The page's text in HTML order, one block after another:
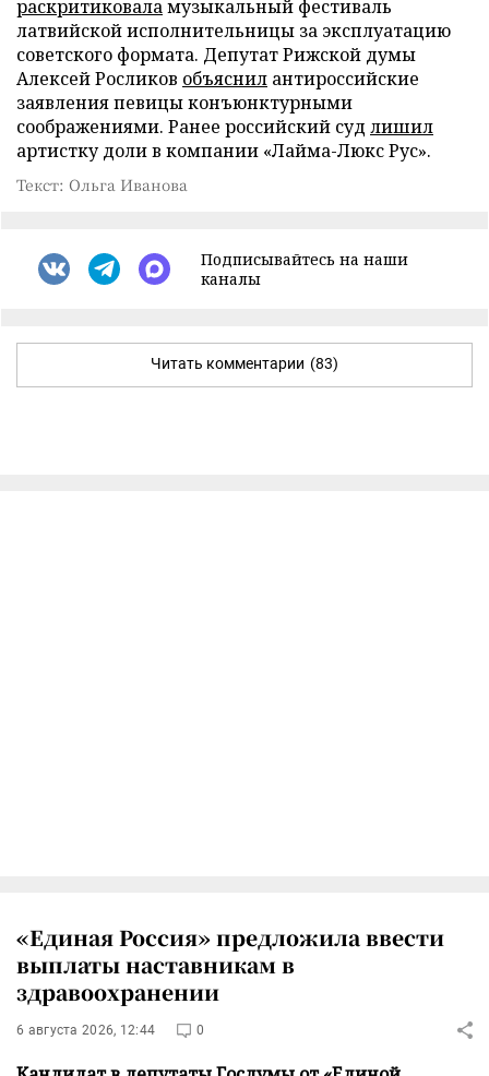
раскритиковаламузыкальный фестиваль
латвийской исполнительницы за эксплуатацию
советского формата. Депутат Рижской думы
Алексей Росликов объяснил антироссийские
заявления певицы конъюнктурными
соображениями. Ранее российский суд лишил
артистку доли в компании «Лайма-Люкс Рус».
Текст: Ольга Иванова
Подписывайтесь на наши
каналы
Читать комментарии (83)
«Единая Россия» предложила ввести
выплаты наставникам в
здравоохранении
6 августа 2026, 12:44 0